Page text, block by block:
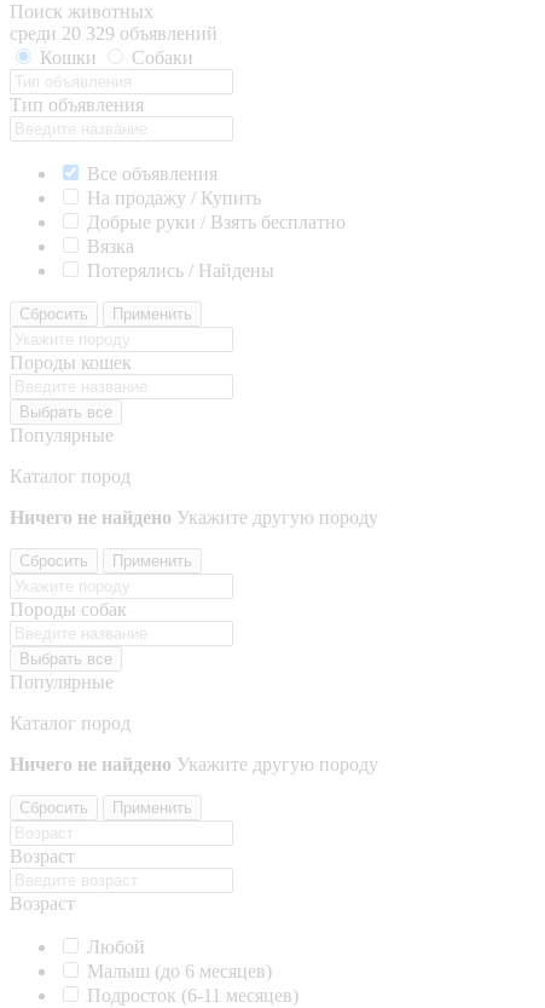
Поиск животных
среди 20 329 объявлений
Кошки
Собаки
Тип объявления
Все объявления
На продажу / Купить
Добрые руки / Взять бесплатно
Вязка
Потерялись / Найдены
Сбросить Применить
Породы кошек
Выбрать все
Популярные
Каталог пород
Ничего не найдено Укажите другую породу
Сбросить Применить
Породы собак
Выбрать все
Популярные
Каталог пород
Ничего не найдено Укажите другую породу
Сбросить Применить
Возраст
Возраст
Любой
Малыш (до 6 месяцев)
Подросток (6-11 месяцев)